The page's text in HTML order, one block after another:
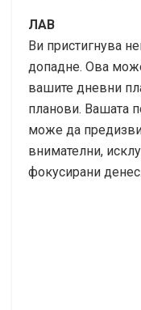
ЛАВ
Ви пристигнува
допадне. Ова
вашите дневни
планови. Вашата
може да
внимателни,
фокусирани денес.